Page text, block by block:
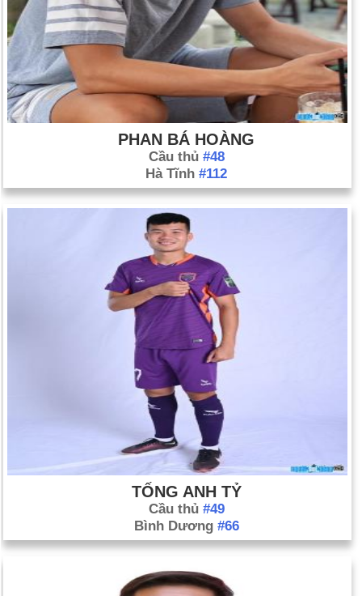
đài Sumter ba ngày trước đó, Tổng thống Abraham Lincoln
tuyên bố tình trạng nổi dậy và kêu gọi quân đội Liên minh.
Ngày 15-4 năm 1912:Titanic bị chìm ngoài khơi bờ biển
Newfoundland trong chuyến đi đầu tiên sau khi va phải một
tảng băng trôi.
Ngày 15-4 năm 1920:
Một người trả lương và lính canh đã bị
sát hại ở Braintree, Mass. Sacco và Vanzetti bị buộc tội.
Trại tập trung Bergen-Belsen của Đức
Ngày 15-4 năm 1947:Jackie Robinson ra mắt Brooklyn
Dodger và ghi bàn thắng trong trận đấu. Vào ngày 15 tháng 4
năm 1997, số của ông, 42 tuổi, được nghỉ hưu.
Ngày 15-4 năm 1955:
Ray Kroc mua lại McDonald's và mở
nhà hàng đầu tiên của mình ở Des Plaines, Ill., Ngày nay là
Bảo tàng Công ty chính thức của McDonald’s.
Ngày 15-4 năm 1996:Cuộc thi Marathon Boston lần thứ 100
đã giành được chiến thắng bởi Moses Tanui của Kenya.
Ngày 15-4 năm 1998:Pol Pot chuyên quyền Campuchia, thủ
lĩnh của Khmer Đỏ, đã chết.
Hai quả bom đã phát nổ tại cuộc thi
Marathon Boston ở Boston, Massachusetts, khiến 3 người
thiệt mạng và ít nhất 170 người khác bị thương.
Ngày 15-4 năm 2019:Vào lúc 18 giờ 40 phút, một đám cháy
lớn đã bùng phát trên mái nhà Nhà thờ Đức Bà Paris ở Paris,
Pháp, gây thiệt hại nặng nề cho nhà thờ.
PHAN BÁ HOÀNG
Cầu thủ #48
Hà Tĩnh #112
TỐNG ANH TỶ
Cầu thủ #49
Bình Dương #66